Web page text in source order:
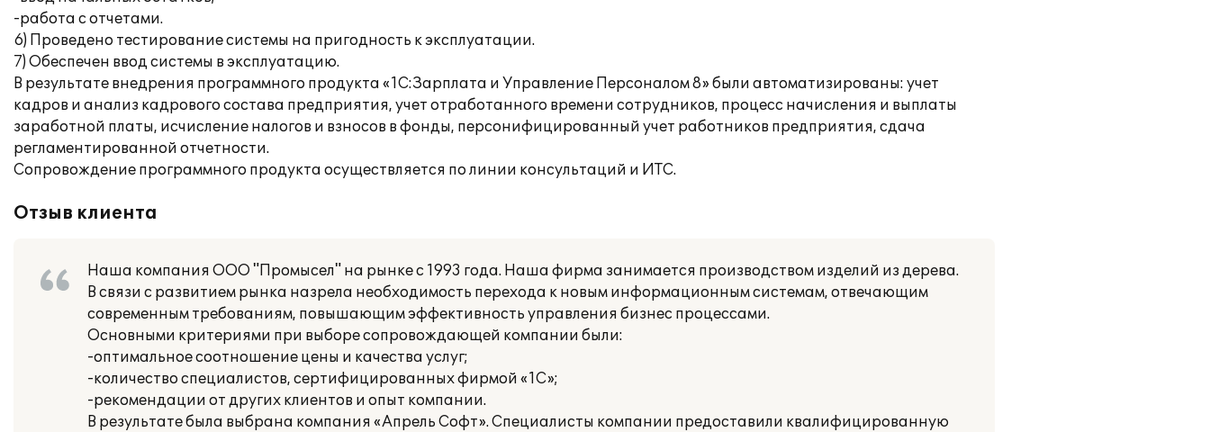
-работа с отчетами.
6) Проведено тестирование системы на пригодность к эксплуатации.
7) Обеспечен ввод системы в эксплуатацию.
В результате внедрения программного продукта «1С:Зарплата и Управление Персоналом 8» были автоматизированы: учет
кадров и анализ кадрового состава предприятия, учет отработанного времени сотрудников, процесс начисления и выплаты
заработной платы, исчисление налогов и взносов в фонды, персонифицированный учет работников предприятия, сдача
регламентированной отчетности.
Сопровождение программного продукта осуществляется по линии консультаций и ИТС.
Отзыв клиента
Наша компания ООО "Промысел" на рынке с 1993 года. Наша фирма занимается производством изделий из дерева.
В связи с развитием рынка назрела необходимость перехода к новым информационным системам, отвечающим
современным требованиям, повышающим эффективность управления бизнес процессами.
Основными критериями при выборе сопровождающей компании были:
-оптимальное соотношение цены и качества услуг;
-количество специалистов, сертифицированных фирмой «1С»;
-рекомендации от других клиентов и опыт компании.
В результате была выбрана компания «Апрель Софт». Специалисты компании предоставили квалифицированную